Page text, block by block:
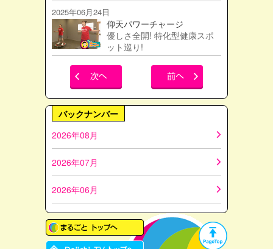
2025年06月24日
仰天パワーチャージ
優しさ全開! 特化型健康スポ
ット巡り!
バックナンバー
2026年08月
2026年07月
2026年06月